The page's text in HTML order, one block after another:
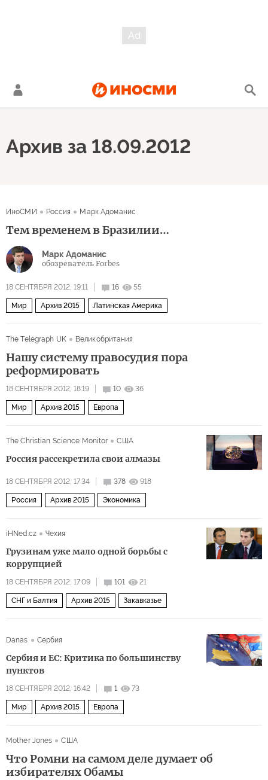
Архив за 18.09.2012
ИноСМИ Россия Марк Адоманис
Тем временем в Бразилии…
Марк Адоманис
обозреватель Forbes
18 СЕНТЯБРЯ 2012, 19:11 16 55
Мир Архив 2015 Латинская Америка
The Telegraph UK Великобритания
Нашу систему правосудия пора
реформировать
18 СЕНТЯБРЯ 2012, 18:19 10 36
Мир Архив 2015 Европа
The Christian Science Monitor США
Россия рассекретила свои алмазы
18 СЕНТЯБРЯ 2012, 17:34 378 918
Россия Архив 2015 Экономика
iHNed.cz Чехия
Грузинам уже мало одной борьбы с
коррупцией
18 СЕНТЯБРЯ 2012, 17:09 101 21
СНГ и Балтия Архив 2015 Закавказье
Danas Сербия
Сербия и ЕС: Критика по большинству
пунктов
18 СЕНТЯБРЯ 2012, 16:42 1 73
Мир Архив 2015 Европа
Mother Jones США
Что Ромни на самом деле думает об
избирателях Обамы